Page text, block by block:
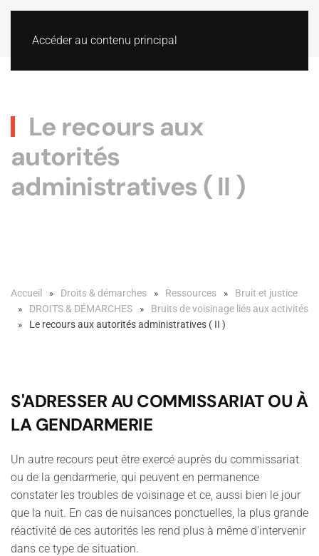
Accéder au contenu principal
Le recours aux
autorités
administratives ( II )
Accueil Droits & démarches Ressources
Bruit et justice
DROITS & DÉMARCHES
Bruits de voisinage liés aux activités
Le recours aux autorités administratives ( II )
S'ADRESSER AU COMMISSARIAT OU À
LA GENDARMERIE
Un autre recours peut être exercé auprès du commissariat
ou de la gendarmerie, qui peuvent en permanence
constater les troubles de voisinage et ce, aussi bien le jour
que la nuit. En cas de nuisances ponctuelles, la plus grande
réactivité de ces autorités les rend plus à même d’intervenir
dans ce type de situation.